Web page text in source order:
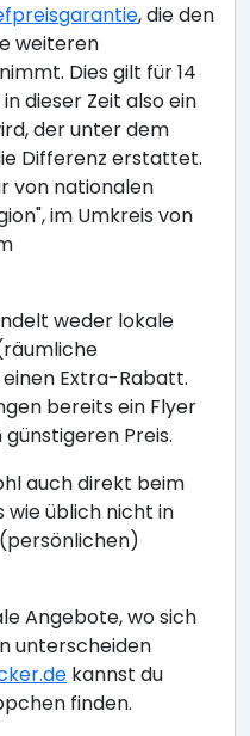
, die den
weiteren
Dies gilt für 14
dieser Zeit also ein
der unter dem
Differenz erstattet.
von nationalen
im Umkreis von
weder lokale
Extra-Rabatt.
bereits ein Flyer
Preis.
auch direkt beim
wie üblich nicht in
Angebote, wo sich
unterscheiden
kannst du
finden.